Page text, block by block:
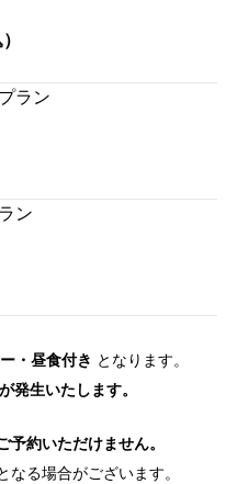
ラン
ン
・昼食付き となります。
発生いたします。
予約いただけません。
なる場合がございます。